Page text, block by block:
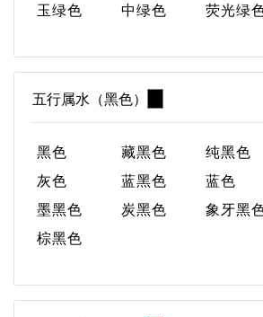
玉绿色
中绿色 荧光绿
五行属水（黑色）
黑色 藏黑色 纯黑色
灰色
蓝黑色 蓝色
墨黑色
炭黑色 象牙黑
棕黑色